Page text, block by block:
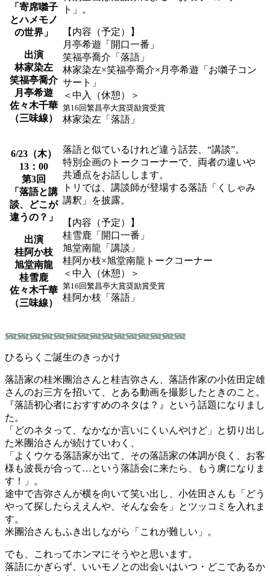
「寄席囃子
とハメモノ
の世界」
出演
林家染左
笑福亭喬介
月亭希遊
佐々木千華
（三味線）
ト」。
【内容（予定）】
月亭希遊「開口一番」
笑福亭喬介「落語」
林家染左×笑福亭喬介×月亭希遊「お囃子コン
サート」
＜中入（休憩）＞
第16回繁昌亭大賞奨励賞受賞
林家染左「落語」
6/23（木）
13：00
第3回
「落語と講
談、どこが
違うの？」
出演
桂阿か枝
旭堂南龍
桂雪鹿
佐々木千華
（三味線）
落語と似ているけれど違う話芸、“講談”。
特別企画のトークコーナーで、両者の違いや
共通点をお話しします。
トリでは、講談師が登場する落語「くしゃみ
講釈」を披露。
【内容（予定）】
桂雪鹿「開口一番」
旭堂南龍「講談」
桂阿か枝×旭堂南龍トークコーナー
＜中入（休憩）＞
第16回繁昌亭大賞奨励賞受賞
桂阿か枝「落語」
ひるらくご誕生のきっかけ
落語家の桂米團治さんと桂吉弥さん、落語作家の小佐田定雄
さんのお三方を招いて、とある動画を撮影したときのこと。
『落語初心者におすすめのネタは？』という話題になりまし
た。
「どのネタって、なかなか言いにくいんやけど」と切り出し
た米團治さんが続けていわく、
「よくウケる落語家が出て、その落語家の体調が良く、お客
様も波長が合って…という落語会に来たら、もう虜になりま
す！」。
途中で吉弥さんが横を向いて笑い出し、小佐田さんも「どう
やって探したらええんや、そんな会を」とツッコミを入れま
す。
米團治さんもふき出しながら「これが難しい」。
でも、これってホンマにそうやと思います。
落語にかぎらず、いいモノとの出会いはいつ・どこであるか